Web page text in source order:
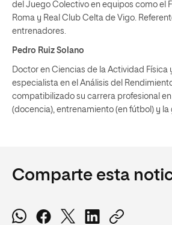
del Juego Colectivo en equipos como el
Roma y Real Club Celta de Vigo.
entrenadores.
Pedro Ruiz Solano
Doctor en Ciencias de la Actividad Física
especialista en el Análisis del
compatibilizado su carrera profesional
(docencia), entrenamiento (en fútbol) y la
Comparte esta